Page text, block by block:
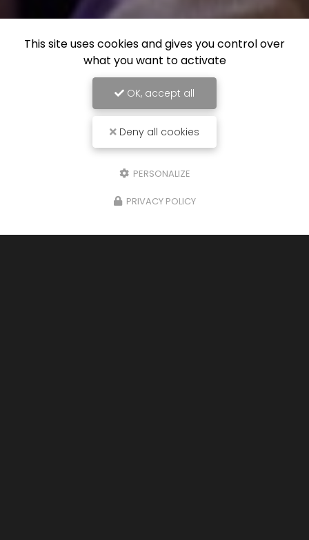
This site uses cookies and gives you control over
what you want to activate
OK, accept all
Deny all cookies
PERSONALIZE
PRIVACY POLICY